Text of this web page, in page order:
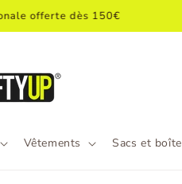
offerte dès 150€
Vêtements Sacs et